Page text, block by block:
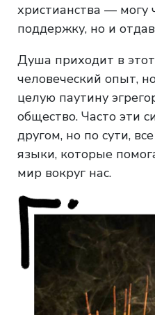
христианства — могу
поддержку, но и
Душа приходит в
человеческий опыт,
целую паутину
общество. Часто эти
другом, но по сути,
языки, которые
мир вокруг нас.